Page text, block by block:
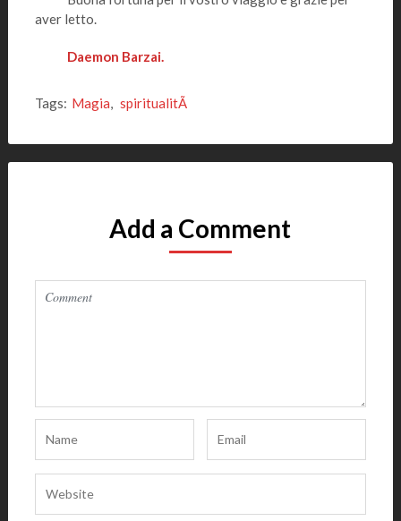
aver letto.
Daemon Barzai.
Tags: Magia, spiritualitÃ
Add a Comment